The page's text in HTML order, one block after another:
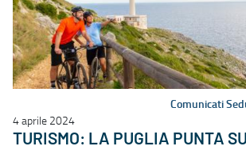
Comunicati
4 aprile 2024
TURISMO: LA PUGLIA PUNTA